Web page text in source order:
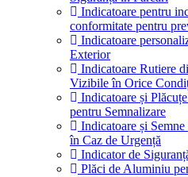
Indicatoare pentru
conformitate pentru
Indicatoare
Exterior
Indicatoare Rutiere
Vizibile în Orice
Indicatoare și
pentru Semnalizare
Indicatoare și
în Caz de Urgență
Indicator de
Plăci de Aluminiu